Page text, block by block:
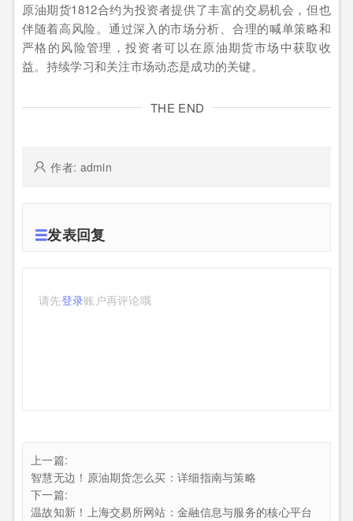
原油期货1812合约为投资者提供了丰富的交易机会，但也
伴随着高风险。通过深入的市场分析、合理的喊单策略和
严格的风险管理，投资者可以在原油期货市场中获取收
益。持续学习和关注市场动态是成功的关键。
THE END
作者: admin
发表回复
请先登录账户再评论哦
上一篇:
智慧无边！原油期货怎么买：详细指南与策略
下一篇:
温故知新！上海交易所网站：金融信息与服务的核心平台